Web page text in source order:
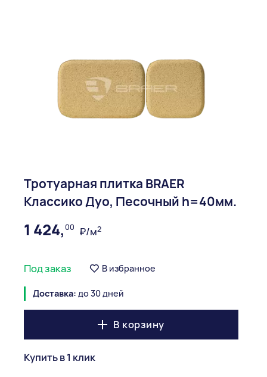
Тротуарная плитка BRAER
Классико Дуо, Песочный h=40мм.
1 424,00 ₽/м2
Под заказ В избранное
Доставка: до 30 дней
В корзину
Купить в 1 клик